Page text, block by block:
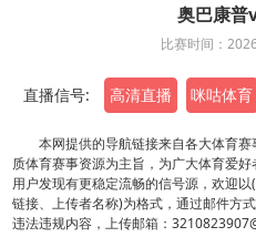
奥巴康普
比赛时间：
直播信号: 高清直播 咪咕体育
本网提供的导航链接来自各大体育
质体育赛事资源为主旨，为广大体育爱
用户发现有更稳定流畅的信号源，欢迎
链接、上传者名称)为格式，通过邮件方
违法违规内容，上传邮箱：